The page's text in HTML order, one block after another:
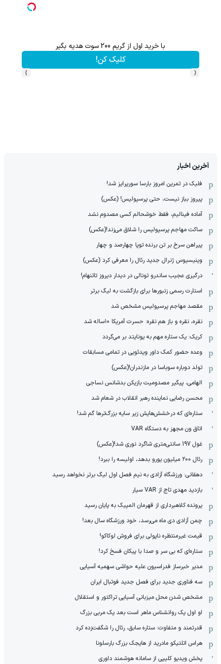
با خرید اول از گریم 200 سوت هدیه بگیر
کلیک کن!
‹
›
آخرین اخبار
فلیک در تمرین امروز بارسا سورپرایز شد!
پیروز بباز نیست، حتی پرسپولیس! (عکس)
آماده فینالیم، فقط خوشحالم کسی مصدوم نشد
ساکت مهاجم پرسپولیس را شلاق می‌زند!(عکس)
پیراهن سرخ بر تن برنده توپا چهارصد و چهار
وینیسیوس ژنرال جدید رئال را معرفی کرد (عکس)
درگیری عجیب ساندرو تونالی در دیدار دیروز تاتنهام!
استارت رسمی زنبورها برای بازگشت به لیگ برتر
مقصد مهاجم پرسپولیس مشخص شد
نقره، نقره و باز هم نقره: حسرت آمریکا ۱۰‌ساله شد
کریک: یک ستاره مهم به یونایتد بر می‌گردد
وعده حضور کمک داور ویدئویی در تمامی مسابقات
تولد دوباره سوباسا در مازندران!(عکس)
الهامی، پیگیر مصدومیت بازیکن بدشانس نساجی
محسن رضایی نماینده رهبر انقلاب در شعام شد
ستاره‌ای که درخشش‌هایش زیر سایه بزرگ‌ترها گم شد!
اتاق ون مجهز به دستگاه VAR
غول 197 سانتی‌متری شاگرد نوری شد!(عکس)
رئال ۲۰۰ میلیون یورو بدهد، اولیسه را ببرد!
دهقانی: ورزشگاه آزادی به نیم فصل اول لیگ برتر نخواهد رسید
بازدید مهدی تاج از VAR سیار
پرونده کلاهبرداری از قهرمان المپیک به پایان رسید
چمن آزادی دی ماه می‌رسد، خود ورزشگاه سال بعد!
قیمت غیرمنتظره ناپولی برای فروش لوکاکو!
ستاره‌ای که بی سر و صدا با پیکان فسخ کرد!
مدیر خبرساز فدراسیون علیه حواشی سهمیه آسیایی
سه فناوری جدید برای فصل جدید فوتبال ایران
مشخص شدن محل میزبانی آسیایی تراکتور و استقلال
او اول یک روانشناس ماهر است بعد یک مربی بزرگ
قدرتمند و متفاوت: ستاره سابق، رئال را شگفت‌زده کرد
هراس اتلتیکو مادرید از هایجک بزرگ بارسلونا
پخش ویدیو کلیپی از سامانه هوشمند داوری